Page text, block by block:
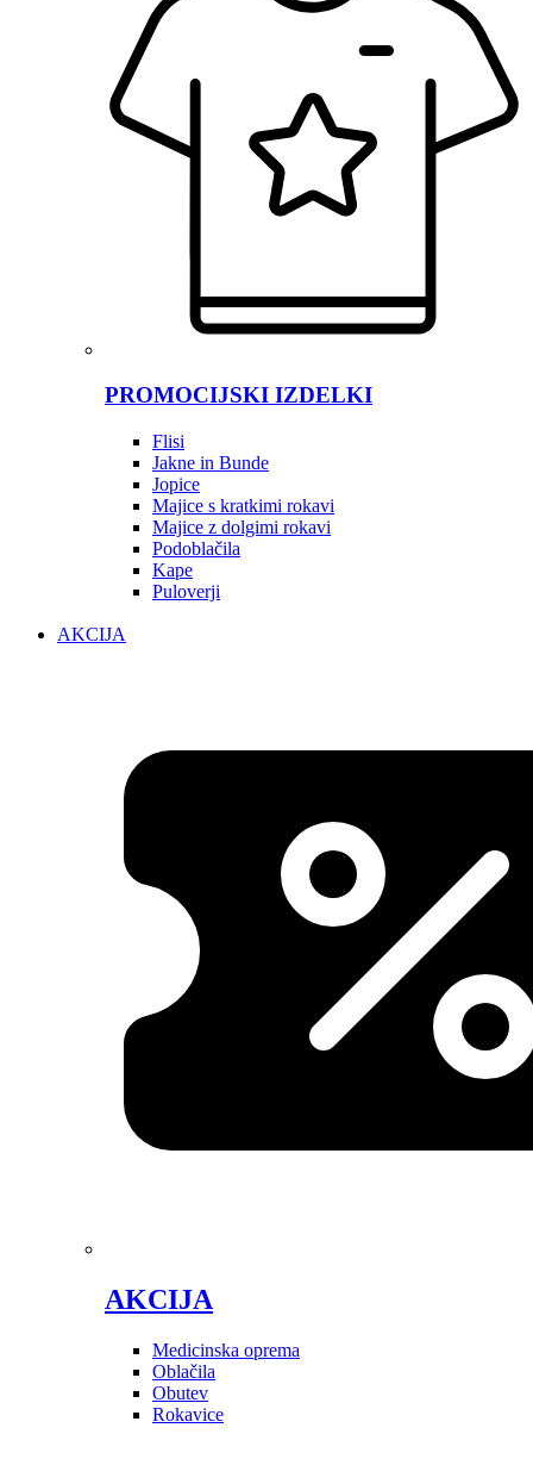
PROMOCIJSKI IZDELKI
Flisi
Jakne in Bunde
Jopice
Majice s kratkimi rokavi
Majice z dolgimi rokavi
Podoblačila
Kape
Puloverji
AKCIJA
AKCIJA
Medicinska oprema
Oblačila
Obutev
Rokavice